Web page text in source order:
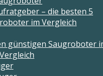
– die besten 5
im Vergleich
günstigen Saugroboter